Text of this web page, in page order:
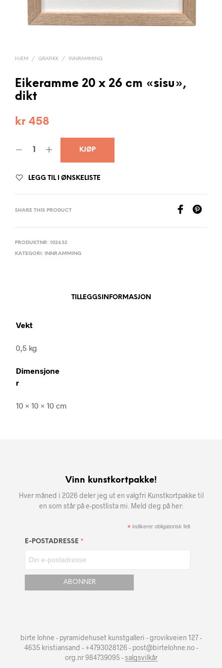
HJEM / GRAFIKK / INNRAMMING
Eikeramme 20 x 26 cm «sisu»,
dikt
kr 458
KJØP
LEGG TIL I ØNSKELISTE
SHARE THIS PRODUCT
PRODUKTNR: 102632
KATEGORI:
INNRAMMING
TILLEGGSINFORMASJON
Vekt
0,5 kg
Dimensjone
r
10 × 10 × 10 cm
Vinn kunstkortpakke!
Hver måned i 2026 deler jeg ut en valgfri Kunstkortpakke til
en som står på e-postlista mi. Meld deg på her:
* indikerer obligatorisk felt
E-POSTADRESSE *
birte lohne - pyramidehuset kunstgalleri - grovikveien 127 -
4635 kristiansand - +4793028126 - post@birtelohne.no -
org.nr 984739095 -salgsvilkår